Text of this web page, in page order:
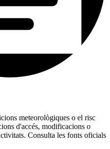
meteorològiques o el risc
d'accés, modificacions o
Consulta les fonts oficials